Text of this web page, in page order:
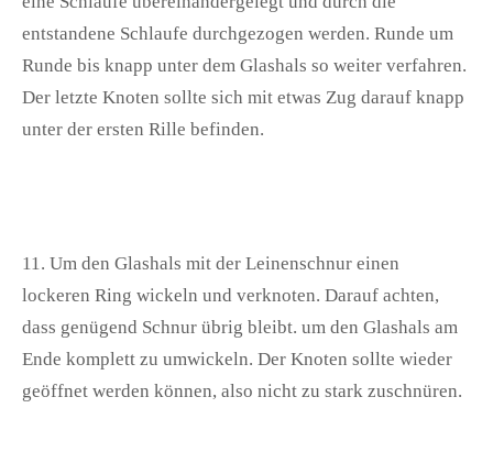
entstandene Schlaufe durchgezogen werden. Runde um
Runde bis knapp unter dem Glashals so weiter verfahren.
Der letzte Knoten sollte sich mit etwas Zug darauf knapp
unter der ersten Rille befinden.
11. Um den Glashals mit der Leinenschnur einen
lockeren Ring wickeln und verknoten. Darauf achten,
dass genügend Schnur übrig bleibt. um den Glashals am
Ende komplett zu umwickeln. Der Knoten sollte wieder
geöffnet werden können, also nicht zu stark zuschnüren.